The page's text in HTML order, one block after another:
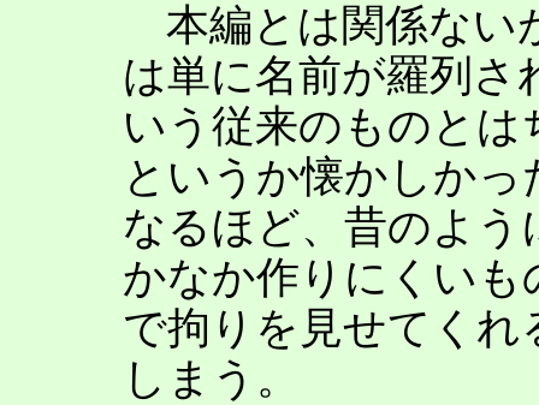
本編とは関係ない
は単に名前が羅列
いう従来のものと
というか懐かしか
なるほど、昔のよ
かなか作りにくい
で拘りを見せてくれ
しまう。